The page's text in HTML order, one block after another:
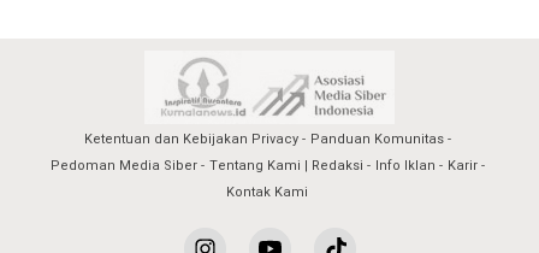
Ketentuan dan Kebijakan Privacy
Panduan Komunitas
Pedoman Media Siber
Tentang Kami | Redaksi Info Iklan
Karir
Kontak Kami